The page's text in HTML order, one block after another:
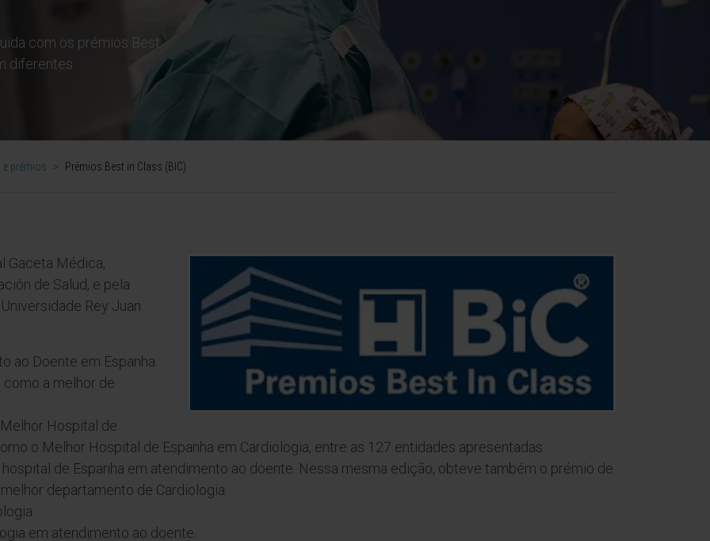
com os prémios Best
diferentes
e prémios > Prémios Best in Class (BIC)
Gaceta Médica,
de Salud, e pela
Rey Juan
ao Doente em Espanha.
como a melhor de
Hospital de
o Melhor Hospital de Espanha em Cardiologia, entre as 127 entidades apresentadas.
de Espanha em atendimento ao doente. Nessa mesma edição, obteve também o prémio de
departamento de Cardiologia.
em atendimento ao doente.